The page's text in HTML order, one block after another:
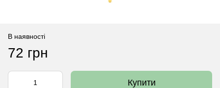
В наявності
72 грн
Купити